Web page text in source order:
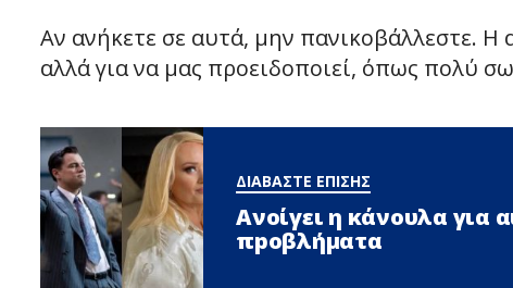
Αν ανήκετε σε αυτά, μην πανικοβάλλεστε. Η
αλλά για να μας προειδοποιεί, όπως πολύ
ΔΙΑΒΑΣΤΕ ΕΠΙΣΗΣ
Ανοίγει η κάνουλα για
πpοβλήματα